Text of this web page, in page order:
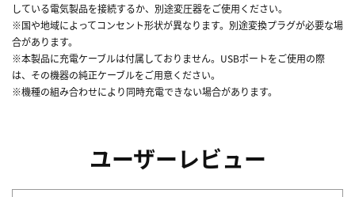
している電気製品を接続するか、別途変圧器をご使用ください。
※国や地域によってコンセント形状が異なります。別途変換プラグが必要な場
合があります。
※本製品に充電ケーブルは付属しておりません。USBポートをご使用の際
は、その機器の純正ケーブルをご用意ください。
※機種の組み合わせにより同時充電できない場合があります。
ユーザーレビュー